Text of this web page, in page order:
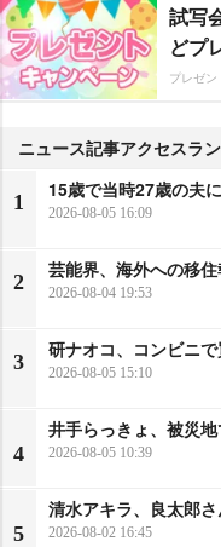
試写
どプ
プレゼン
ニュース記事アクセスラ
1
15歳で当時27歳の夫
2026-08-05 16:09
2
芸能界、海外への移
2026-08-04 19:53
3
研ナオコ、コンビニ
2026-08-05 15:10
4
井手らっきょ、被災
2026-08-05 10:39
5
清水アキラ、良太郎
2026-08-02 16:45